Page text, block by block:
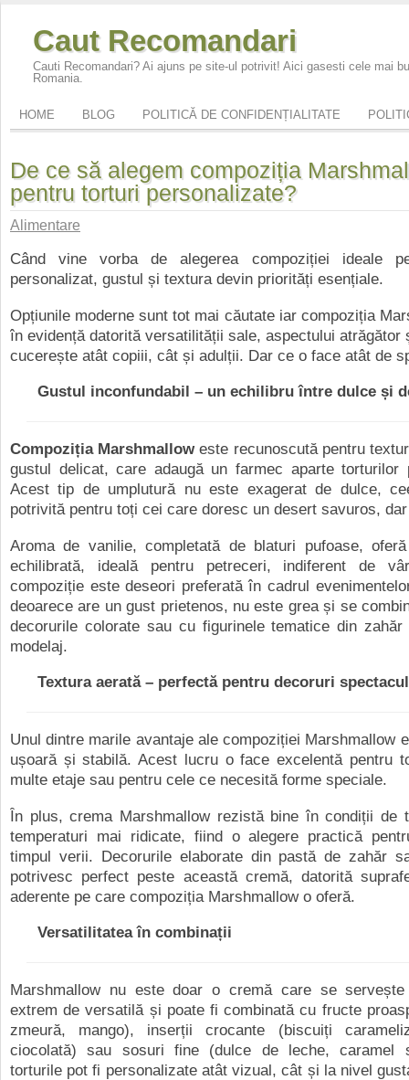
Caut Recomandari
Cauti Recomandari? Ai ajuns pe site-ul potrivit! Aici gasesti cele mai
Romania.
HOME BLOG POLITICĂ DE CONFIDENȚIALITATE
De ce să alegem compoziția
pentru torturi personalizate?
Alimentare
Când vine vorba de alegerea compoziției ideale
personalizat, gustul și textura devin priorități esențiale.
Opțiunile moderne sunt tot mai căutate iar compoziția
în evidență datorită versatilității sale, aspectului atrăgător
cucerește atât copiii, cât și adulții. Dar ce o face atât de
Gustul inconfundabil – un echilibru între dulce și
Compoziția Marshmallow este recunoscută pentru
gustul delicat, care adaugă un farmec aparte torturilor
Acest tip de umplutură nu este exagerat de dulce,
potrivită pentru toți cei care doresc un desert savuros,
Aroma de vanilie, completată de blaturi pufoase,
echilibrată, ideală pentru petreceri, indiferent de
compoziție este deseori preferată în cadrul
deoarece are un gust prietenos, nu este grea și se
decorurile colorate sau cu figurinele tematice din
modelaj.
Textura aerată – perfectă pentru decoruri
Unul dintre marile avantaje ale compoziției Marshmallow
ușoară și stabilă. Acest lucru o face excelentă pentru
multe etaje sau pentru cele ce necesită forme speciale.
În plus, crema Marshmallow rezistă bine în condiții de
temperaturi mai ridicate, fiind o alegere practică
timpul verii. Decorurile elaborate din pastă de zahăr
potrivesc perfect peste această cremă, datorită
aderente pe care compoziția Marshmallow o oferă.
Versatilitatea în combinații
Marshmallow nu este doar o cremă care se
extrem de versatilă și poate fi combinată cu fructe
zmeură, mango), inserții crocante (biscuiți
ciocolată) sau sosuri fine (dulce de leche, caramel
torturile pot fi personalizate atât vizual, cât și la nivel